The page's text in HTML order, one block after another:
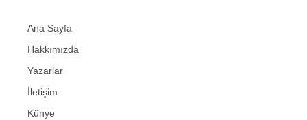
Ana Sayfa
Hakkımızda
Yazarlar
İletişim
Künye